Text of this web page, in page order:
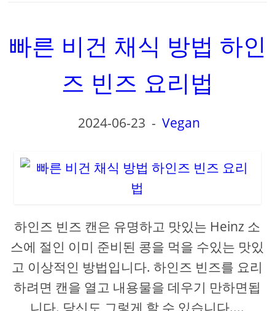
빠른 비건 채식 방법 하인
즈 빈즈 요리법
2024-06-23 - Vegan
하인즈 빈즈 캔은 유명하고 맛있는 Heinz 소
스에 절인 이미 준비된 콩을 먹을 수있는 맛있
고 이상적인 방법입니다. 하인즈 빈즈를 요리
하려면 캔을 열고 내용물을 데우기 만하면됩
니다. 당신도 그렇게 할 수 있습니다....